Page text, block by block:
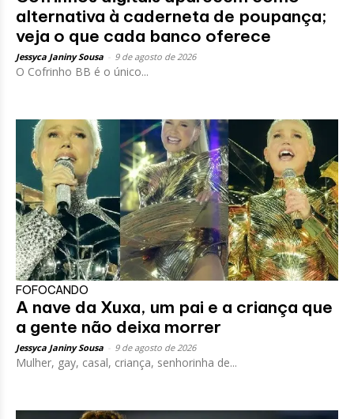
alternativa à caderneta de poupança;
veja o que cada banco oferece
Jessyca Janiny Sousa 9 de agosto de 2026
O Cofrinho BB é o único...
FOFOCANDO
A nave da Xuxa, um pai e a criança que
a gente não deixa morrer
Jessyca Janiny Sousa 9 de agosto de 2026
Mulher, gay, casal, criança, senhorinha de...